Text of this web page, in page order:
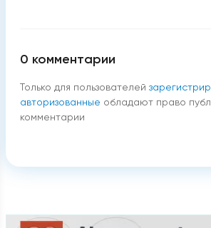
0 комментарии
Только для пользователей
авторизованные обладают право
комментарии